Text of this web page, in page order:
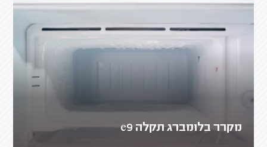
מקרר בלומברג תקלה e9